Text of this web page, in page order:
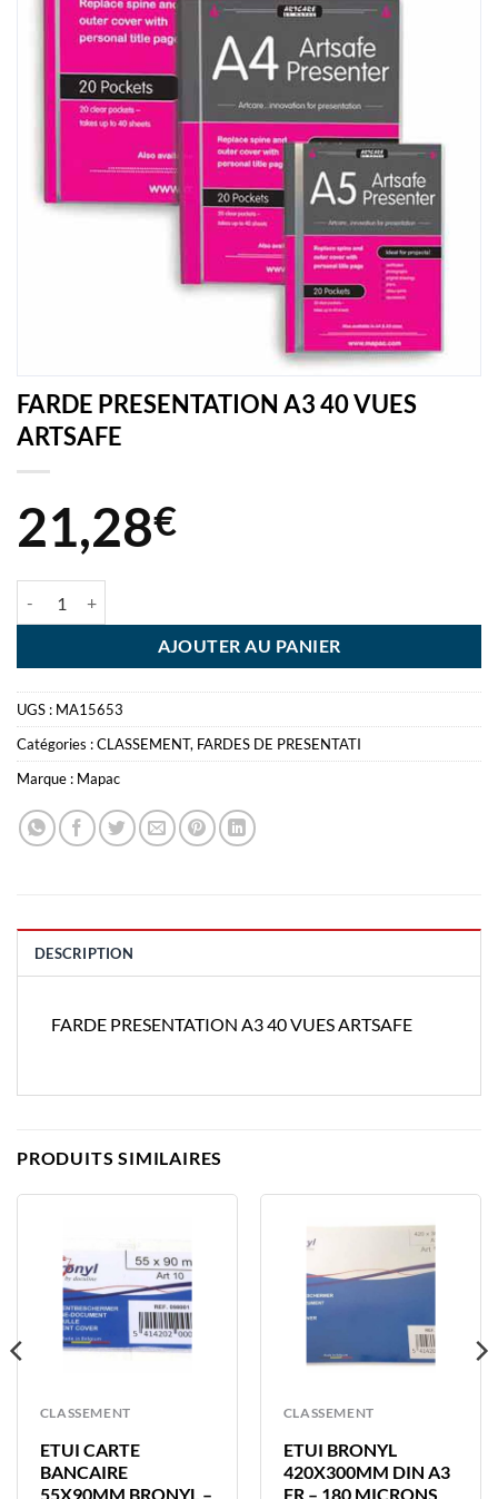
FARDE PRESENTATION A3 40 VUES
ARTSAFE
21,28€
AJOUTER AU PANIER
UGS : MA15653
Catégories :CLASSEMENT, FARDES DE PRESENTATI
Marque : Mapac
DESCRIPTION
FARDE PRESENTATION A3 40 VUES ARTSAFE
PRODUITS SIMILAIRES
CLASSEMENT
ETUI CARTE
BANCAIRE
55X90MM BRONYL –
CLASSEMENT
ETUI BRONYL
420X300MM DIN A3
FR – 180 MICRONS